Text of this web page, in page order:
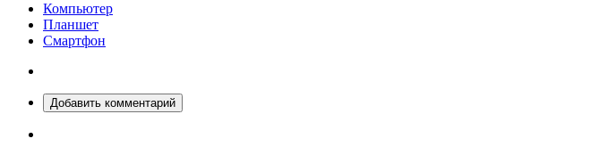
Компьютер
Планшет
Смартфон
Добавить комментарий